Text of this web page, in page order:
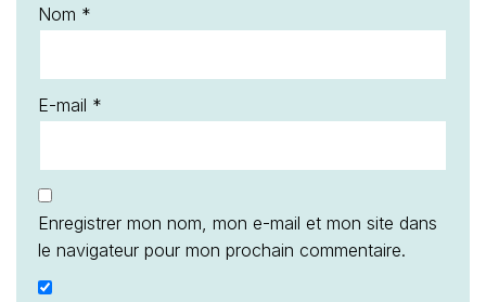
Nom *
E-mail *
Enregistrer mon nom, mon e-mail et mon site dans
le navigateur pour mon prochain commentaire.